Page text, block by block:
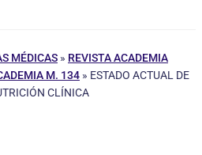
MÉDICAS » REVISTA ACADEMIA
M. 134 » ESTADO ACTUAL DE
CLÍNICA